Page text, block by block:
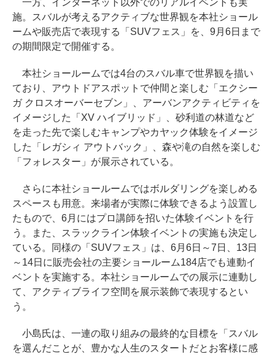
一方、インターネット以外でのリアルイベントも実
施。スバルが考えるアクティブな世界観を本社ショール
ームや販売店で表現する「SUVフェス」を、9月6日まで
の期間限定で開催する。
本社ショールームでは4台のスバル車で世界観を描い
ており、アウトドアスポットで仲間と楽しむ「エクシー
ガ クロスオーバーセブン」、アーバンアクティビティを
イメージした「XV ハイブリッド」、砂利道の林道など
を走った先で楽しむキャンプやカヤック体験をイメージ
した「レガシィ アウトバック」、森や滝の自然を楽しむ
「フォレスター」が展示されている。
さらに本社ショールームではボルダリングを楽しめる
スペースも用意。来場者が実際に体験できるよう設置し
たもので、6月にはプロ講師を招いた体験イベントを行
う。また、スラックライン体験イベントの実施も決定し
ている。同様の「SUVフェス」は、6月6日～7日、13日
～14日に販売会社の主要ショールーム184店でも連動イ
ベントを実施する。本社ショールームでの展示に連動し
て、アクティブライフ空間を展示装飾で表現するとい
う。
小島氏は、一連の取り組みの最終的な目標を「スバル
を選んだことが、豊かな人生のスタートだとお客様に感